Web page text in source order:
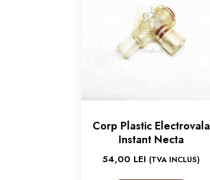
Corp Plastic Electrovala
Instant Necta
54,00 LEI (TVA INCLUS)